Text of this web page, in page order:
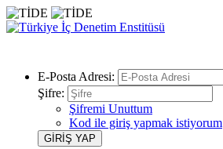
E-Posta Adresi:
Şifre:
Şifremi Unuttum
Kod ile giriş yapmak istiyorum